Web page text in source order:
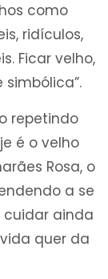
como
ridículos,
Ficar velho,
simbólica”.
repetindo
é o velho
Rosa, o
a se
cuidar ainda
quer da